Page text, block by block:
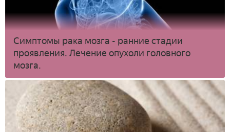
Симптомы рака мозга - ранние стадии
проявления. Лечение опухоли головного
мозга.